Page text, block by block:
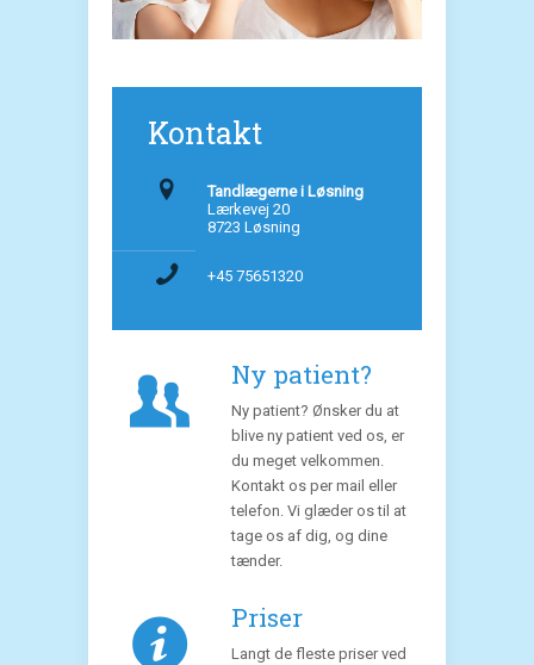
Kontakt
Tandlægerne i Løsning
Lærkevej 20
8723 Løsning
+45 75651320
Ny patient?
Ny patient? Ønsker du at
blive ny patient ved os, er
du meget velkommen.
Kontakt os per mail eller
telefon. Vi glæder os til at
tage os af dig, og dine
tænder.
Priser
Langt de fleste priser ved